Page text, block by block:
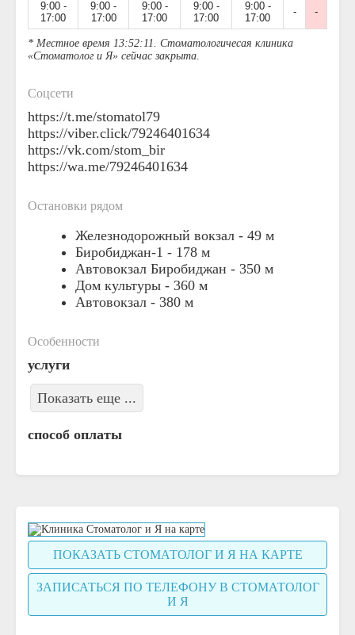
9:00 -
17:00
9:00 -
17:00
9:00 -
17:00
9:00 -
17:00
9:00 -
17:00
- -
* Местное время 13:52:11. Стоматологичесая клиника
«Стоматолог и Я» сейчас закрыта.
Соцсети
https://t.me/stomatol79
https://viber.click/79246401634
https://vk.com/stom_bir
https://wa.me/79246401634
Остановки рядом
Железнодорожный вокзал - 49 м
Биробиджан-1 - 178 м
Автовокзал Биробиджан - 350 м
Дом культуры - 360 м
Автовокзал - 380 м
Особенности
услуги
Показать еще ...
способ оплаты
ПОКАЗАТЬ СТОМАТОЛОГ И Я НА КАРТЕ
ЗАПИСАТЬСЯ ПО ТЕЛЕФОНУ В СТОМАТОЛОГ
И Я